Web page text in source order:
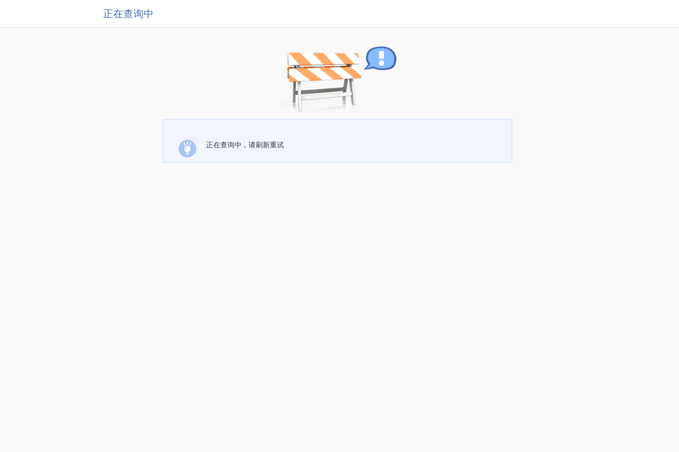
正在查询中
正在查询中，请刷新重试